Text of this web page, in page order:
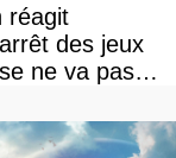
réagit
des jeux
ne va pas